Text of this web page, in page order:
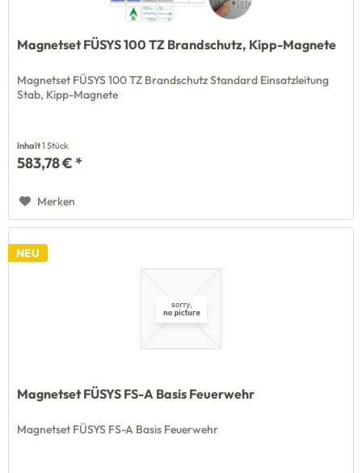
Magnetset FÜSYS 100 TZ Brandschutz, Kipp-Magnete
Magnetset FÜSYS 100 TZ Brandschutz Standard Einsatzleitung
Stab, Kipp-Magnete
Inhalt1 Stück
583,78 € *
Merken
NEU
Magnetset FÜSYS FS-A Basis Feuerwehr
Magnetset FÜSYS FS-A Basis Feuerwehr